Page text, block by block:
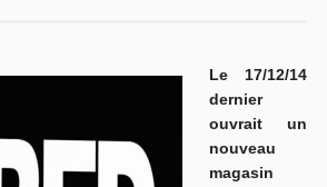
Le 17/12/14
dernier
ouvrait un
nouveau
magasin